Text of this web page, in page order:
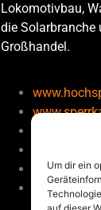
Um dir ein
Lokomotivbau,
die Solarbranche
Großhandel.
www.din-